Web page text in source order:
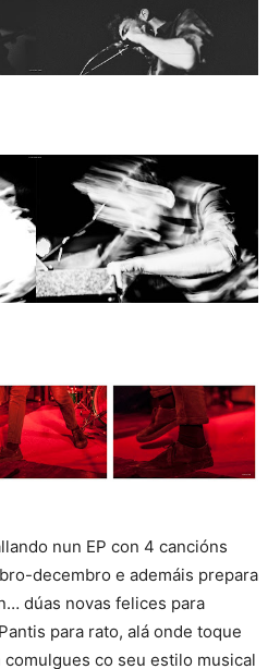
nun EP con 4 cancións
decembro e ademáis prepara
dúas novas felices para
para rato, alá onde toque
co seu estilo musical